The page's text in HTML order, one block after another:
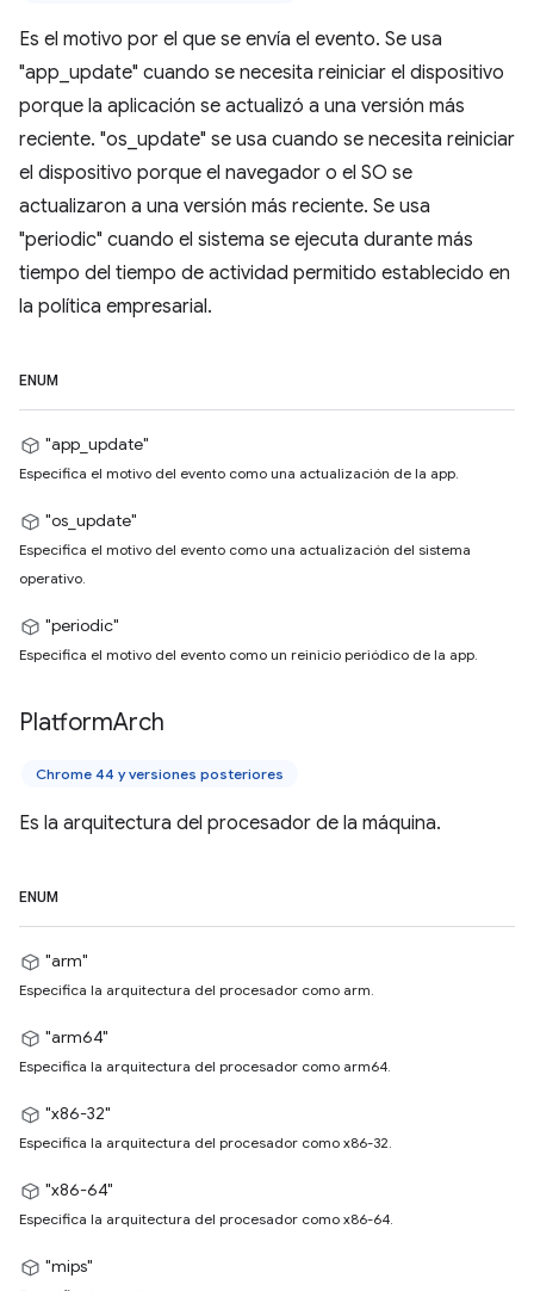
Es el motivo por el que se envía el evento. Se usa
"app_update" cuando se necesita reiniciar el dispositivo
porque la aplicación se actualizó a una versión más
reciente. "os_update" se usa cuando se necesita reiniciar
el dispositivo porque el navegador o el SO se
actualizaron a una versión más reciente. Se usa
"periodic" cuando el sistema se ejecuta durante más
tiempo del tiempo de actividad permitido establecido en
la política empresarial.
ENUM
"app_update"
Especifica el motivo del evento como una actualización de la app.
"os_update"
Especifica el motivo del evento como una actualización del sistema
operativo.
"periodic"
Especifica el motivo del evento como un reinicio periódico de la app.
PlatformArch
Chrome 44 y versiones posteriores
Es la arquitectura del procesador de la máquina.
ENUM
"arm"
Especifica la arquitectura del procesador como arm.
"arm64"
Especifica la arquitectura del procesador como arm64.
"x86-32"
Especifica la arquitectura del procesador como x86-32.
"x86-64"
Especifica la arquitectura del procesador como x86-64.
"mips"